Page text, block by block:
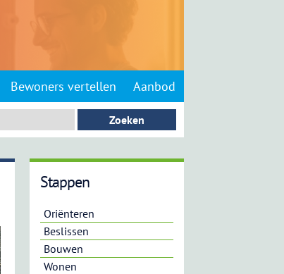
Bewoners vertellen Aanbod
Stappen
Oriënteren
Beslissen
Bouwen
Wonen